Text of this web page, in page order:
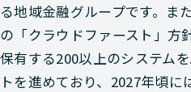
る地域金融グループです。ま
の「クラウドファースト」方
保有する200以上のシステム
トを進めており、2027年頃に